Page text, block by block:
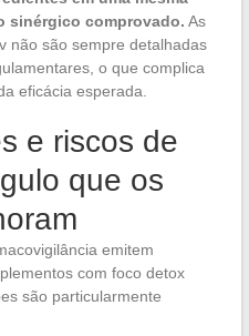
sinérgico comprovado. As
não são sempre detalhadas
o que complica
eficácia esperada.
e riscos de
que os
emitem
com foco detox
são particularmente